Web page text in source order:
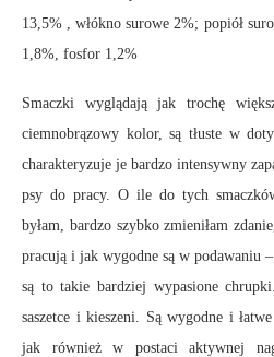
13,5% , włókno surowe 2%; popiół
1,8%, fosfor 1,2%
Smaczki wyglądają jak trochę
ciemnobrązowy kolor, są tłuste w
charakteryzuje je bardzo intensywny
psy do pracy. O ile do tych
byłam, bardzo szybko zmieniłam
pracują i jak wygodne są w podawaniu
są to takie bardziej wypasione
saszetce i kieszeni. Są wygodne i
jak również w postaci aktywnej